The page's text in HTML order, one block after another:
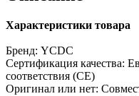
Характеристики товара
Бренд: YCDC
Сертификация качества:
соответствия (CE)
Оригинал или нет: